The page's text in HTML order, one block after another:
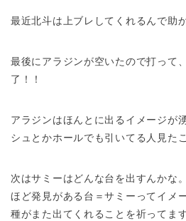
最近北斗は上ブレしてくれるんで助
最後にアラジンが空いたので打って
了！！
アラジンはほんとに出るイメージが
シュとかホールでも引いてる人見た
次はサミーはどんな台を出すんかな
ほど発見がある台＝サミーってイメ
種がまた出てくれることを祈ってま